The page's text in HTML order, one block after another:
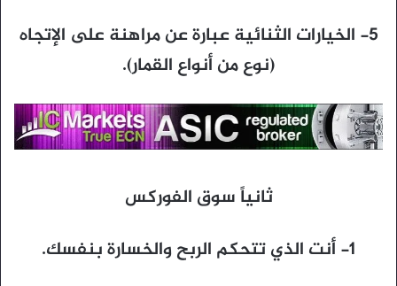
5- الخيارات الثنائية عبارة عن مراهنة على الإتجاه
(نوع من أنواع القمار).
ثانياً سوق الفوركس
1- أنت الذي تتحكم الربح والخسارة بنفسك.